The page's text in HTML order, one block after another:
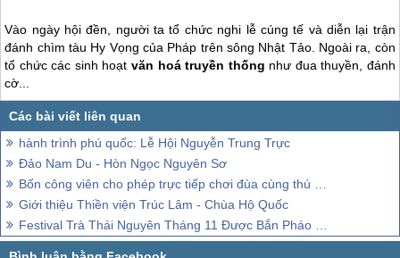
Vào ngày hội đền, người ta tổ chức nghi lễ cúng tế và diễn lại trận
đánh chìm tàu Hy Vọng của Pháp trên sông Nhật Tảo. Ngoài ra, còn
tổ chức các sinh hoạt văn hoá truyền thống như đua thuyền, đánh
cờ...
hành trình phú quốc: Lễ Hội Nguyễn Trung Trực
Đảo Nam Du - Hòn Ngọc Nguyên Sơ
Bốn công viên cho phép trực tiếp chơi đùa cùng thú dữ
Giới thiệu Thiền viện Trúc Lâm - Chùa Hộ Quốc
Festival Trà Thái Nguyên Tháng 11 Được Bắn Pháo Hoa Tầm Thấp